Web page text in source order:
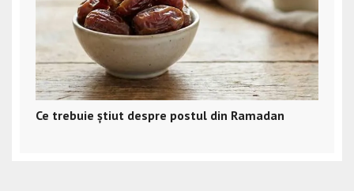
Ce trebuie știut despre postul din Ramadan